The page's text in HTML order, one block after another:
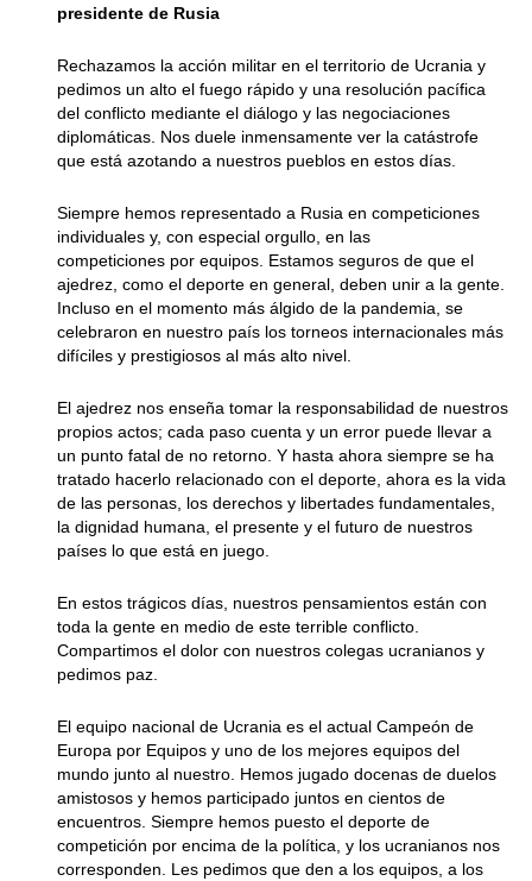
presidente de Rusia
Rechazamos la acción militar en el territorio de Ucrania y
pedimos un alto el fuego rápido y una resolución pacífica
del conflicto mediante el diálogo y las negociaciones
diplomáticas. Nos duele inmensamente ver la catástrofe
que está azotando a nuestros pueblos en estos días.
Siempre hemos representado a Rusia en competiciones
individuales y, con especial orgullo, en las
competiciones por equipos. Estamos seguros de que el
ajedrez, como el deporte en general, deben unir a la gente.
Incluso en el momento más álgido de la pandemia, se
celebraron en nuestro país los torneos internacionales más
difíciles y prestigiosos al más alto nivel.
El ajedrez nos enseña tomar la responsabilidad de nuestros
propios actos; cada paso cuenta y un error puede llevar a
un punto fatal de no retorno. Y hasta ahora siempre se ha
tratado hacerlo relacionado con el deporte, ahora es la vida
de las personas, los derechos y libertades fundamentales,
la dignidad humana, el presente y el futuro de nuestros
países lo que está en juego.
En estos trágicos días, nuestros pensamientos están con
toda la gente en medio de este terrible conflicto.
Compartimos el dolor con nuestros colegas ucranianos y
pedimos paz.
El equipo nacional de Ucrania es el actual Campeón de
Europa por Equipos y uno de los mejores equipos del
mundo junto al nuestro. Hemos jugado docenas de duelos
amistosos y hemos participado juntos en cientos de
encuentros. Siempre hemos puesto el deporte de
competición por encima de la política, y los ucranianos nos
corresponden. Les pedimos que den a los equipos, a los